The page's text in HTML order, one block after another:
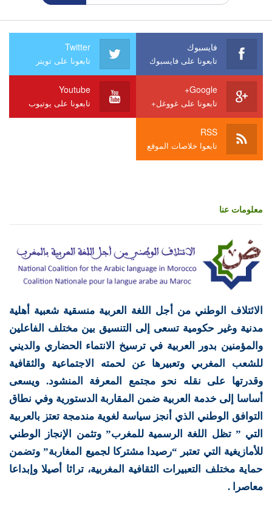
فايسبوك
تابعونا على فايسبوك
Twitter
تابعونا على تويتر
Google+
تابعونا على غووغل+
Youtube
تابعونا على يوتيوب
RSS
تابعوا خلاصات الموقع
معلومات عنا
الائتلاف الوطني من أجل اللغة العربية منسقية شعبية أهلية
مدنية وغير حكومية تسعى إلى التنسيق بين مختلف الفاعلين
والمؤمنين بدور العربية في ترسيخ الانتماء الحضاري والديني
للشعب المغربي وتعبيرها عن لحمته الاجتماعية والثقافية
وقدرتها على نقله نحو مجتمع المعرفة المنشود. ويسعى
أساسا إلى خدمة العربية ضمن المقاربة الدستورية وفي نطاق
التوافق الوطني الذي أنجز سياسة لغوية مندمجة تعتز بالعربية
التي ” تظل اللغة الرسمية للمغرب” وتثمن الإنجاز الوطني
للأمازيغية التي تعتبر “رصيدا مشتركا لجميع المغاربة” وتضمن
حماية مختلف التعبيرات الثقافية المغربية، تراثا أصيلا وإبداعا
معاصرا .